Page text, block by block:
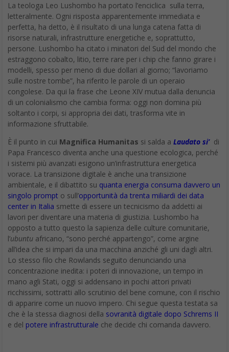
La teologa Leo Lushombo ha portato l’enciclica sulla terra,
letteralmente. Ogni risposta apparentemente immediata e
perfetta, ha detto, è il risultato di una lunga catena fatta di
risorse naturali, infrastrutture energetiche e, soprattutto,
persone. Lushombo ha citato i minatori del Sud del mondo che
estraggono cobalto, litio, terre rare per i chip che fanno girare i
modelli, spesso per meno di due dollari al giorno; “lavoriamo
sulle nostre tombe”, ha riferito le parole di un operaio
congolese. Da qui la frase che Leone XIV mutua dalla denuncia
di un colonialismo che cambia forma: oggi non domina più
soltanto i corpi, si appropria dei dati, trasforma vite in
informazione sfruttabile.
È il punto in cui Magnifica Humanitas si salda a Laudato si’ di
Papa Francesco diventa anche una questione ecologica, perché
i sistemi più avanzati esigono un’infrastruttura energetica
vorace. La transizione digitale è anche una transizione
ambientale, e il dibattito su quanta energia consuma davvero un
singolo prompt o sull’opportunità da trenta miliardi dei data
center in Italia smette di essere un tecnicismo da addetti ai
lavori per diventare una materia di giustizia. Lushombo ha
opposto a tutto questo la sapienza delle culture comunitarie,
l’ubuntu africano, “sono perché appartengo”, come argine
all’idea che si impari da una macchina anziché gli uni dagli altri.
Lo stesso filo che Rowlands seguito denunciando una
concentrazione inedita: i poteri di innovazione, un tempo in
mano agli Stati, oggi si addensano in pochi attori privati
ricchissimi, sottratti allo scrutinio del bene comune, con il rischio
di apparire come un nuovo impero. Chi segue questa testata sa
che è la stessa diagnosi della sovranità digitale dopo Schrems II
e del potere infrastrutturale che decide chi comanda davvero.